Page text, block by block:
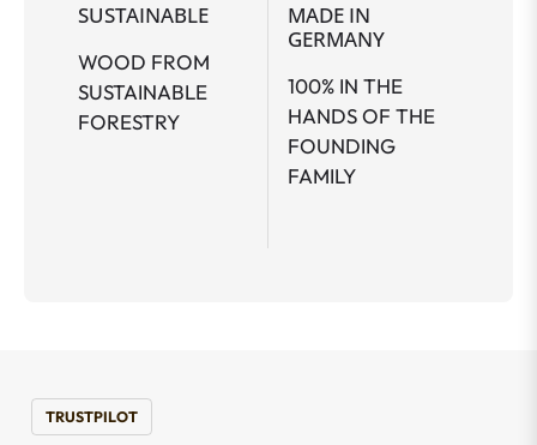
SUSTAINABLE
WOOD FROM
SUSTAINABLE
FORESTRY
MADE IN
GERMANY
100% IN THE
HANDS OF THE
FOUNDING
FAMILY
TRUSTPILOT